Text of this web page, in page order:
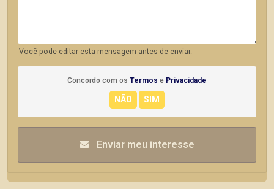
Você pode editar esta mensagem antes de enviar.
Concordo com os Termos e Privacidade
Enviar meu interesse